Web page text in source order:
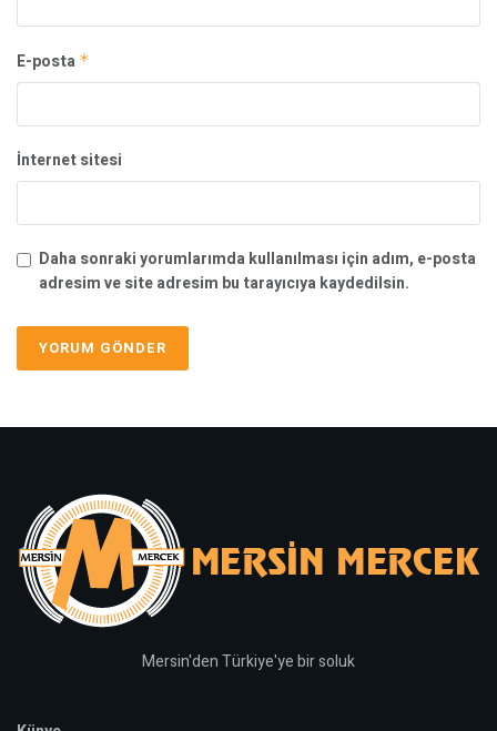
E-posta *
İnternet sitesi
Daha sonraki yorumlarımda kullanılması için adım, e-posta
adresim ve site adresim bu tarayıcıya kaydedilsin.
Mersin'den Türkiye'ye bir soluk